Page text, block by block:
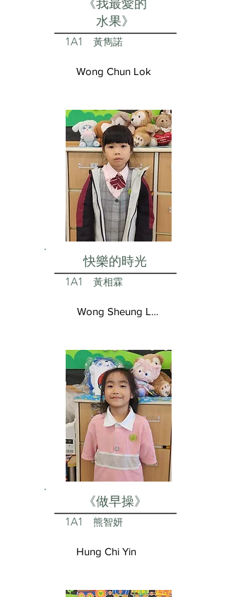
水果》
1A1 黃雋諾
Wong Chun Lok
快樂的時光
1A1 黃相霖
Wong Sheung Lam
《做早操》
1A1 熊智妍
Hung Chi Yin